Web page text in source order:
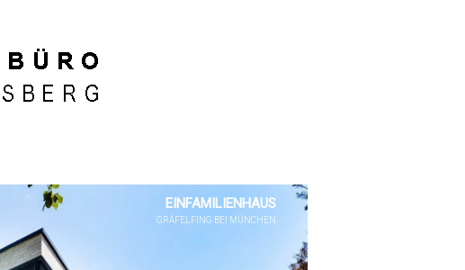
EINFAMILIENHAUS
GRÄFELFING BEI MÜNCHEN